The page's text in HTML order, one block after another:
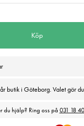
Köp
butik i Göteborg. Valet gör
du hjälp? Ring oss på 031 18